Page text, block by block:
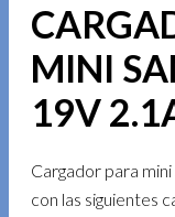
MINI
19V
Cargador para
con las siguientes